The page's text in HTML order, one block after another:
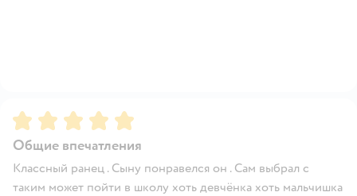
Рейтинг:5
Общие впечатления
Классный ранец . Сыну понравелся он . Сам выбрал с
таким может пойти в школу хоть девчёнка хоть мальчишка